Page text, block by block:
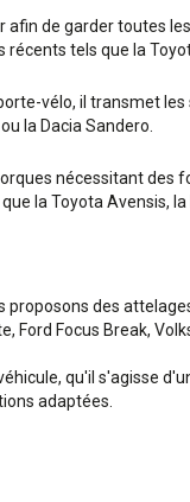
afin de garder toutes
tels que la
vélo, il transmet
la Dacia Sandero.
nécessitant
la Toyota Avensis, la
des
Focus Break,
qu'il s'agisse
adaptées.